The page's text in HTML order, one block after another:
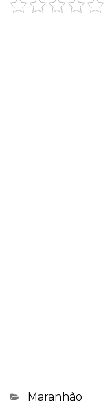
Categorias
Maranhão